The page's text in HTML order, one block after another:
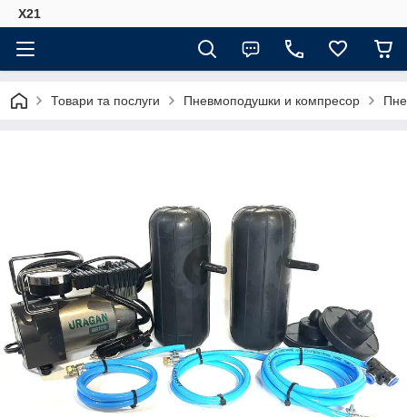
Х21
Товари та послуги Пневмоподушки и компресор